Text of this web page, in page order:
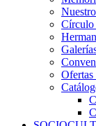
Círculo
Ofertas